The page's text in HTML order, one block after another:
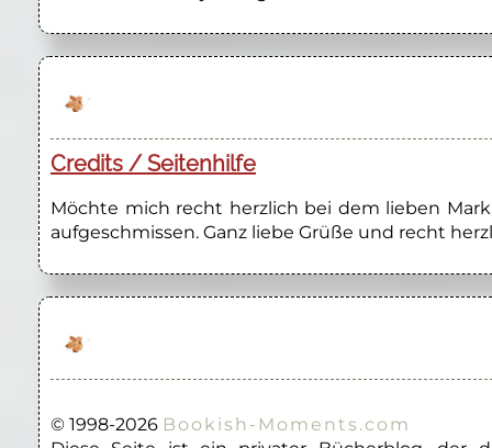
Credits / Seitenhilfe
Möchte mich recht herzlich bei dem lieben
aufgeschmissen. Ganz liebe Grüße und recht
© 1998-2026 Bookish-Moments.com